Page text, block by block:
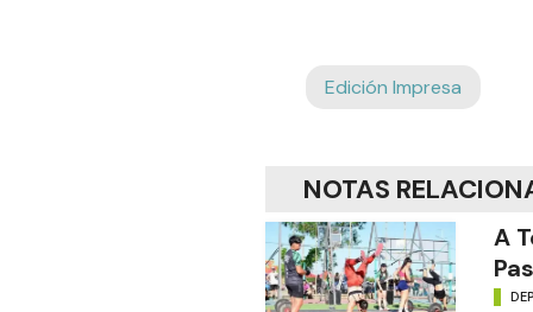
Edición Impresa
NOTAS
A